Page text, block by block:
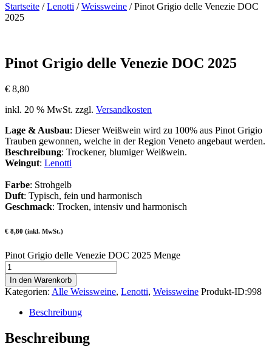
Startseite /Lenotti /Weissweine / Pinot Grigio delle Venezie DOC
2025
Pinot Grigio delle Venezie DOC 2025
€ 8,80
inkl. 20 % MwSt. zzgl. Versandkosten
Lage & Ausbau: Dieser Weißwein wird zu 100% aus Pinot Grigio
Trauben gewonnen, welche in der Region Veneto angebaut werden.
Beschreibung: Trockener, blumiger Weißwein.
Weingut: Lenotti
Farbe: Strohgelb
Duft: Typisch, fein und harmonisch
Geschmack: Trocken, intensiv und harmonisch
€ 8,80 (inkl. MwSt.)
Pinot Grigio delle Venezie DOC 2025 Menge
In den Warenkorb
Kategorien: Alle Weissweine, Lenotti, Weissweine Produkt-ID:998
Beschreibung
Beschreibung